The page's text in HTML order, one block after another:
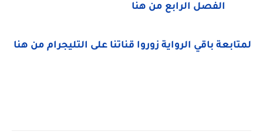
الفصل الرابع من هنا
لمتابعة باقي الرواية زوروا قناتنا على التليجرام من هنا